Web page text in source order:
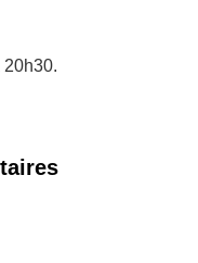
20h30.